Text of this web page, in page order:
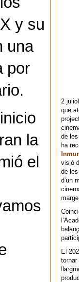
y su
una
por
la
el
2
que
de
ha
visió
de
d’un
El